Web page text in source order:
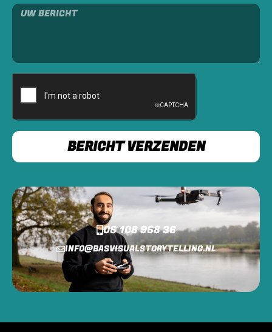
BERICHT VERZENDEN
06 108 968 36
INFO@BASVISUALSTORYTELLING.NL